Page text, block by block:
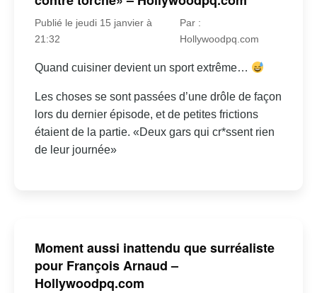
Publié le jeudi 15 janvier à
21:32
Par :
Hollywoodpq.com
Quand cuisiner devient un sport extrême…
Les choses se sont passées d’une drôle de façon
lors du dernier épisode, et de petites frictions
étaient de la partie. «Deux gars qui cr*ssent rien
de leur journée»
Moment aussi inattendu que surréaliste
pour François Arnaud –
Hollywoodpq.com